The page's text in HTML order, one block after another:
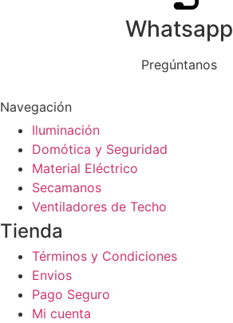
Whatsapp
Pregúntanos
Navegación
Iluminación
Domótica y Seguridad
Material Eléctrico
Secamanos
Ventiladores de Techo
Tienda
Términos y Condiciones
Envios
Pago Seguro
Mi cuenta